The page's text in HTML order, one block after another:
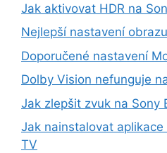
Jak aktivovat HDR na
Nejlepší nastavení
Doporučené nastavení
Dolby Vision nefunguje
Jak zlepšit zvuk na Sony
Jak nainstalovat
TV